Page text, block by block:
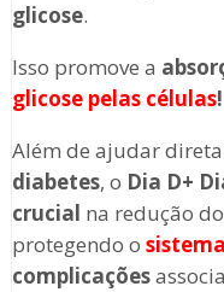
glicose.
Isso promove a
glicose pelas células!
Além de ajudar
diabetes, o Dia D+
crucial na redução
protegendo o
complicações